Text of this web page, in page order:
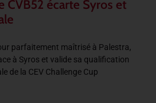
CVB52 écarte Syros et
parfaitement maîtrisé à Palestra,
à Syros et valide sa qualification
de la CEV Challenge Cup